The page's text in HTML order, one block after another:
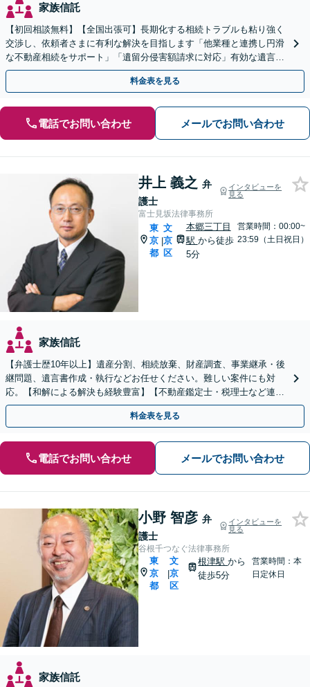
家族信託
【初回相談無料】【全国出張可】長期化する相続トラブルも粘り強く
交渉し、依頼者さまに有利な解決を目指します「他業種と連携し円滑
な不動産相続をサポート」「遺留分侵害額請求に対応」有効な遺言書
で万全な生前対策【休日・夜間相談あり】【水道橋駅1分】
料金表を見る
電話でお問い合わせ メールでお問い合わせ
井上 義之 弁
護士
インタビューを
見る
富士見坂法律事務所
東
京
都
|
文
京
区
本郷三丁目
駅 から徒歩
5分
営業時間：00:00~
23:59（土日祝日）
家族信託
【弁護士歴10年以上】遺産分割、相続放棄、財産調査、事業継承・後
継問題、遺言書作成・執行などお任せください。難しい案件にも対
応。【和解による解決も経験豊富】【不動産鑑定士・税理士など連
携】【水道橋／本郷三丁目駅から5分】
料金表を見る
電話でお問い合わせ メールでお問い合わせ
小野 智彦 弁
護士
インタビューを
見る
谷根千つなぐ法律事務所
東
京
都
|
文
京
区
根津駅から
徒歩5分
営業時間：本
日定休日
家族信託